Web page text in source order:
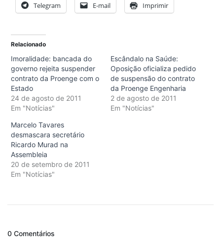
Telegram E-mail Imprimir
Relacionado
Imoralidade: bancada do
governo rejeita suspender
contrato da Proenge com o
Estado
24 de agosto de 2011
Em "Notícias"
Escândalo na Saúde:
Oposição oficializa pedido
de suspensão do contrato
da Proenge Engenharia
2 de agosto de 2011
Em "Notícias"
Marcelo Tavares
desmascara secretário
Ricardo Murad na
Assembleia
20 de setembro de 2011
Em "Notícias"
0 Comentários